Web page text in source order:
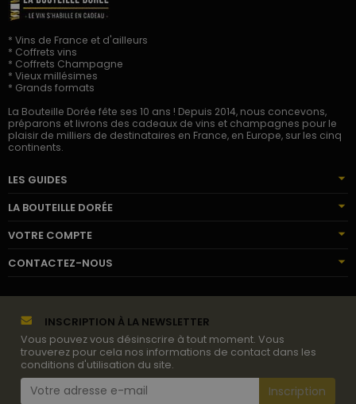
* Vins de France et d'ailleurs
* Coffrets vins
* Coffrets Champagne
* Vieux millésimes
* Grands formats
La Bouteille Dorée fête ses 10 ans ! Depuis 2014, nous concevons,
préparons et livrons des cadeaux de vins et champagnes pour le
plaisir de milliers de destinataires en France, en Europe, sur les cinq
continents.
LES GUIDES
LA BOUTEILLE DORÉE
VOTRE COMPTE
CONTACTEZ-NOUS
INSCRIPTION À LA NEWSLETTER
Vous pouvez vous désinscrire à tout moment. Vous
trouverez pour cela nos informations de contact dans les
conditions d'utilisation du site.